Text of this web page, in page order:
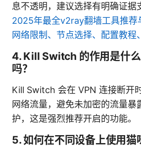
息不透明，建议选择有明确证据
2025年最全v2ray翻墙工具推荐
网络限制、节点选择、配置教程
4. Kill Switch 的作用是什
吗？
Kill Switch 会在 VPN 连接断开
网络流量，避免未加密的流量暴
护，这是强烈推荐开启的功能。
5. 如何在不同设备上使用猫